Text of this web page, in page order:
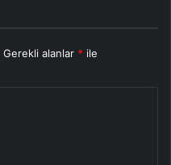
Gerekli alanlar * ile